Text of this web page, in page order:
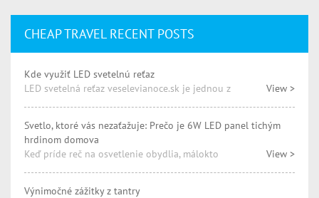
CHEAP TRAVEL RECENT POSTS
Kde využiť LED svetelnú reťaz
LED svetelná reťaz veselevianoce.sk je jednou z
View >
Svetlo, ktoré vás nezaťažuje: Prečo je 6W LED panel tichým
hrdinom domova
Keď príde reč na osvetlenie obydlia, málokto
View >
Výnimočné zážitky z tantry